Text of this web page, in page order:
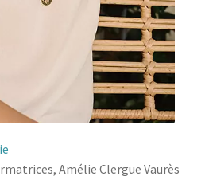
Amélie Clergue Vaurès